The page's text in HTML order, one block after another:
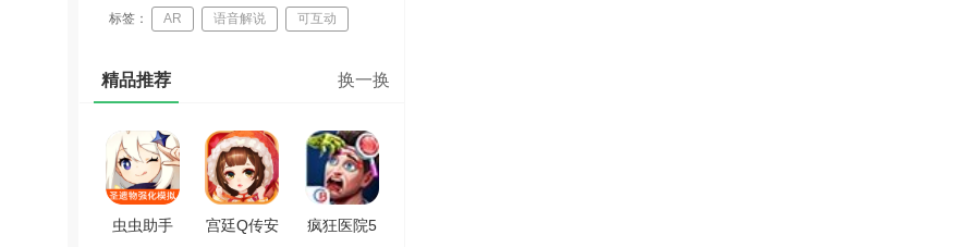
标签： AR 语音解说 可互动
精品推荐 换一换
虫虫助手
宫廷Q传安
疯狂医院5